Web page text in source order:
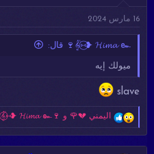
:
16 مارس 2024
𝄟⑅⃝❥ 𝓗𝓲𝓶𝓪 ๛🍷 قال:
ميولك إيه
slave
ت
ف
اليمني 💔🌹 و 𝄟⑅⃝❥ 𝓗𝓲𝓶𝓪 ๛🍷